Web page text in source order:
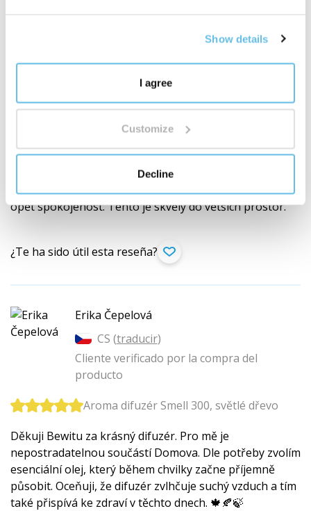
Show details
I agree
Customize
Decline
Petra Lehká
traducir
Cliente verificado por la compra del
producto
Aroma difuzér Smell 300, světlé dřevo
Již několikáty difuzér, který jsme pořizovali do rodiny a
opět spokojenost. Tento je skvělý do větších prostor.
¿Te ha sido útil esta reseña?
Erika Čepelová
CS (traducir)
Cliente verificado por la compra del
producto
Aroma difuzér Smell 300, světlé dřevo
Děkuji Bewitu za krásný difuzér. Pro mě je
nepostradatelnou součástí Domova. Dle potřeby zvolím
esenciální olej, který během chvilky začne příjemně
působit. Oceňuji, že difuzér zvlhčuje suchý vzduch a tím
také přispívá ke zdraví v těchto dnech. 🍁🍂🍃